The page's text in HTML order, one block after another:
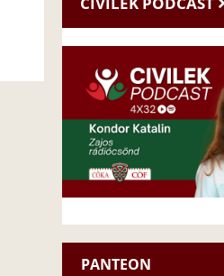
PANTEON